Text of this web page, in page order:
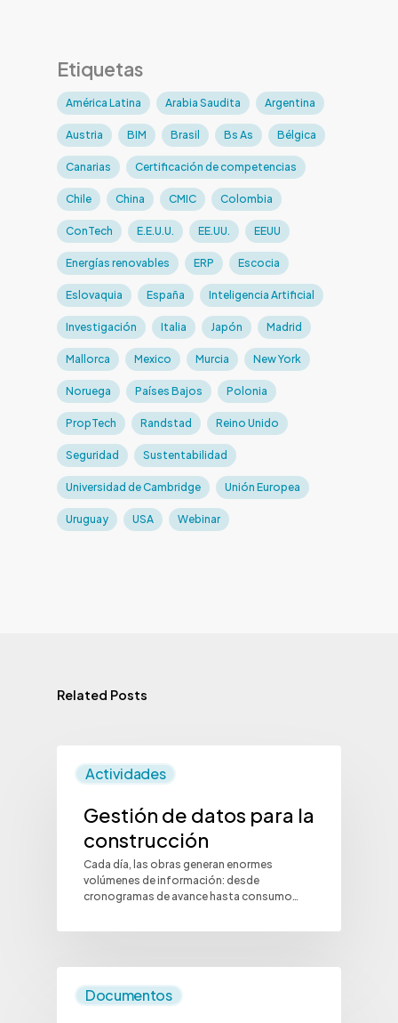
Etiquetas
América Latina Arabia Saudita Argentina
Austria BIM Brasil Bs As Bélgica
Canarias Certificación de competencias
Chile China CMIC Colombia
ConTech E.E.U.U. EE.UU. EEUU
Energías renovables ERP Escocia
Eslovaquia España Inteligencia Artificial
Investigación Italia Japón Madrid
Mallorca Mexico Murcia New York
Noruega Países Bajos Polonia
PropTech Randstad Reino Unido
Seguridad Sustentabilidad
Universidad de Cambridge Unión Europea
Uruguay USA Webinar
Related Posts
Actividades
Gestión de datos para la
construcción
Cada día, las obras generan enormes
volúmenes de información: desde
cronogramas de avance hasta consumo…
Documentos